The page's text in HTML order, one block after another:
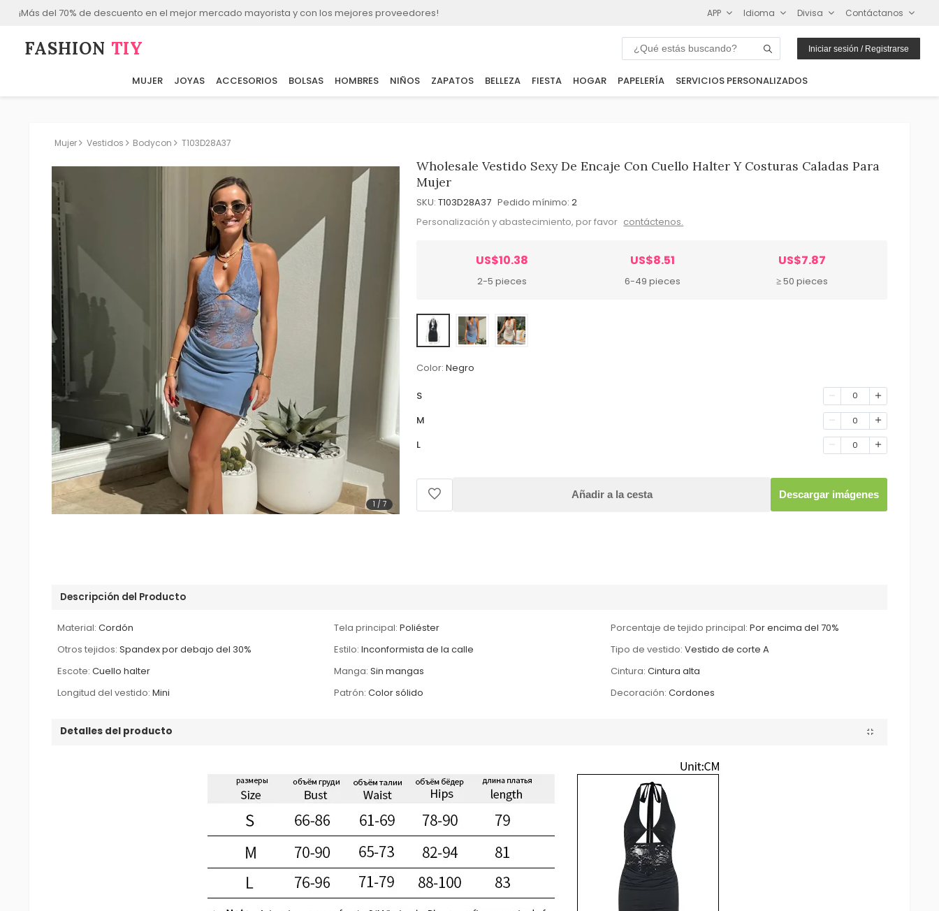
¡Más del 70% de descuento en el mejor mercado mayorista y con los mejores proveedores! APP Idioma Divisa Contáctanos
FASHION⁠ TIY Iniciar sesión / Registrarse
MUJER JOYAS ACCESORIOS BOLSAS HOMBRES NIÑOS ZAPATOS BELLEZA FIESTA HOGAR PAPELERÍA SERVICIOS PERSONALIZADOS
Mujer Vestidos Bodycon T103D28A37
1 / 7
Wholesale Vestido Sexy De Encaje Con Cuello Halter Y Costuras Caladas Para
Mujer
SKU: T103D28A37 Pedido mínimo: 2
Personalización y abastecimiento, por favor contáctenos.
US$10.38
2-5 pieces
US$8.51
6-49 pieces
US$7.87
≥ 50 pieces
Color: Negro
S 0
M 0
L 0
Añadir a la cesta Descargar imágenes
Descripción del Producto
Material: Cordón Tela principal: Poliéster Porcentaje de tejido principal: Por encima del 70%
Otros tejidos: Spandex por debajo del 30% Estilo: Inconformista de la calle Tipo de vestido: Vestido de corte A
Escote: Cuello halter Manga: Sin mangas Cintura: Cintura alta
Longitud del vestido: Mini Patrón: Color sólido Decoración: Cordones
Detalles del producto